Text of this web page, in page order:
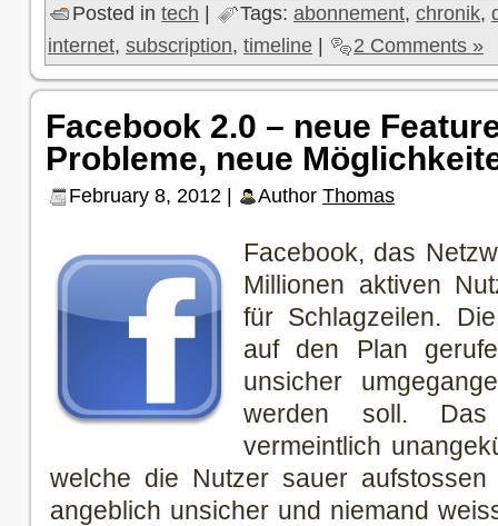
Posted in tech | Tags: abonnement, chronik,
internet, subscription, timeline | 2 Comments »
Facebook 2.0 – neue
Probleme, neue
February 8, 2012 | Author Thomas
Facebook, das
Millionen aktiven
für Schlagzeilen.
auf den Plan
unsicher
werden soll. Das
vermeintlich
welche die Nutzer sauer
angeblich unsicher und niemand